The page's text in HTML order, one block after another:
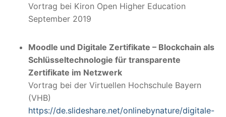
Vortrag bei Kiron Open Higher Education
September 2019
Moodle und Digitale Zertifikate – Blockchain als
Schlüsseltechnologie für transparente
Zertifikate im Netzwerk
Vortrag bei der Virtuellen Hochschule Bayern
(VHB)
https://de.slideshare.net/onlinebynature/digitale-